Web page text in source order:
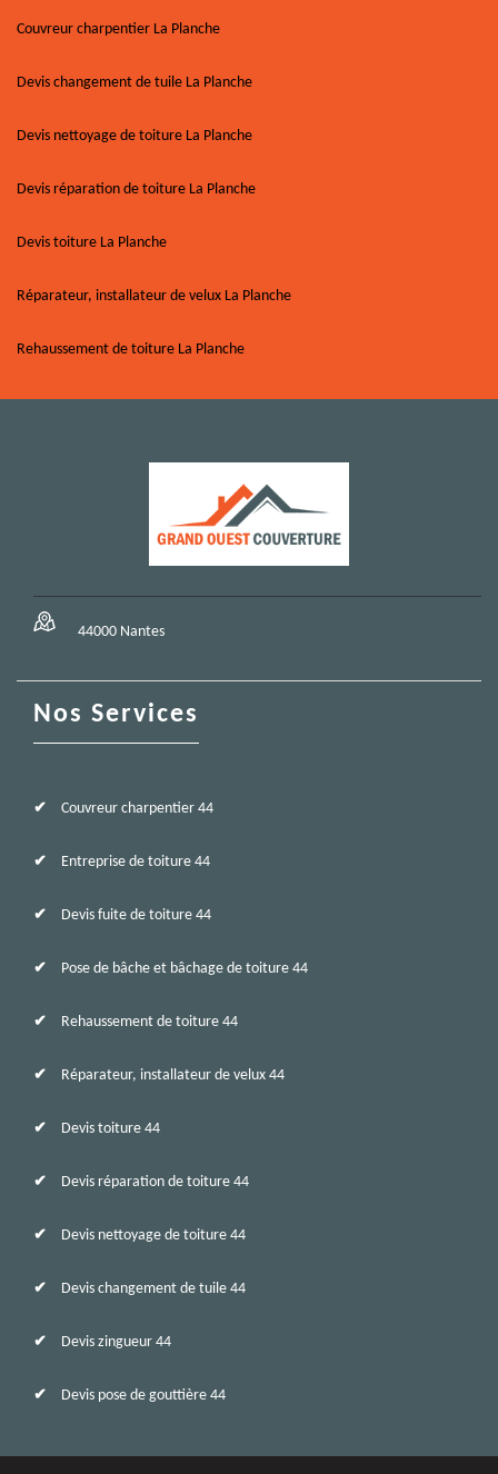
Couvreur charpentier La Planche
Devis changement de tuile La Planche
Devis nettoyage de toiture La Planche
Devis réparation de toiture La Planche
Devis toiture La Planche
Réparateur, installateur de velux La Planche
Rehaussement de toiture La Planche
44000 Nantes
Nos Services
Couvreur charpentier 44
Entreprise de toiture 44
Devis fuite de toiture 44
Pose de bâche et bâchage de toiture 44
Rehaussement de toiture 44
Réparateur, installateur de velux 44
Devis toiture 44
Devis réparation de toiture 44
Devis nettoyage de toiture 44
Devis changement de tuile 44
Devis zingueur 44
Devis pose de gouttière 44